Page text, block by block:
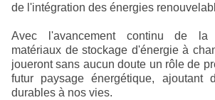
de l'intégration des énergies
Avec l'avancement continu de la
matériaux de stockage d'énergie à
joueront sans aucun doute un rôle de
futur paysage énergétique, ajoutant
durables à nos vies.